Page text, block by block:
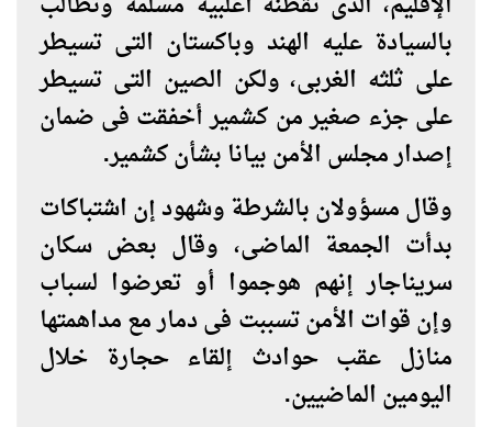
بالسيادة عليه الهند وباكستان التى تسيطر
على ثلثه الغربى، ولكن الصين التى تسيطر
على جزء صغير من كشمير أخفقت فى ضمان
إصدار مجلس الأمن بيانا بشأن كشمير.
وقال مسؤولان بالشرطة وشهود إن اشتباكات
بدأت الجمعة الماضى، وقال بعض سكان
سريناجار إنهم هوجموا أو تعرضوا لسباب
وإن قوات الأمن تسببت فى دمار مع مداهمتها
منازل عقب حوادث إلقاء حجارة خلال
اليومين الماضيين.